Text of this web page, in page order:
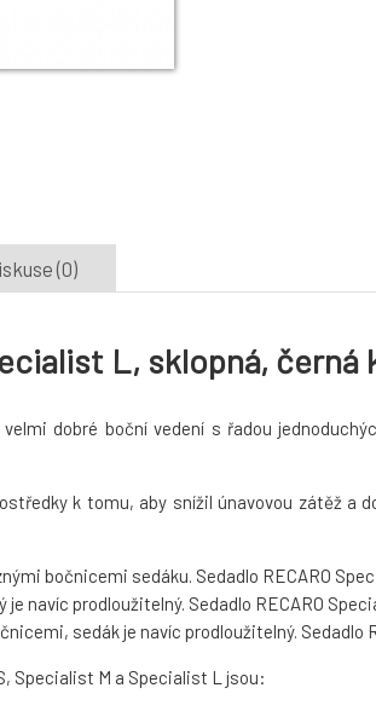
(0)
L, sklopná,
dobré boční vedení s řadou
k tomu, aby snížil únavovou zátěž
bočnicemi sedáku. Sedadlo RECARO
navíc prodloužitelný. Sedadlo RECARO
sedák je navíc prodloužitelný. Sedadlo
Specialist M a Specialist L jsou: